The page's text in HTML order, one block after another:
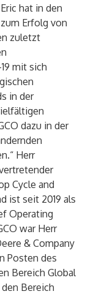
hat in den
Erfolg von
zuletzt
mit sich
in der
dazu in der
Herr
Cycle and
ist seit 2019 als
Operating
war Herr
& Company
Posten des
Bereich Global
Bereich